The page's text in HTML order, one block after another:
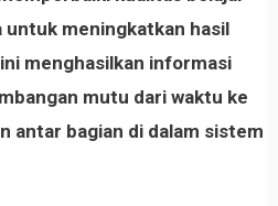
untuk meningkatkan hasil
menghasilkan informasi
mutu dari waktu ke
antar bagian di dalam sistem